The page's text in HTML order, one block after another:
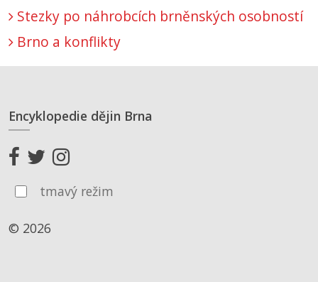
Stezky po náhrobcích brněnských osobností
Brno a konflikty
Encyklopedie dějin Brna
tmavý režim
© 2026